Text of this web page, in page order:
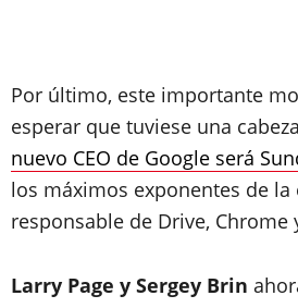
Por último, este importante
esperar que tuviese una
nuevo CEO de Google será
los máximos exponentes de
responsable de Drive, Chrome
Larry Page y Sergey Brin